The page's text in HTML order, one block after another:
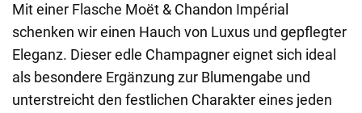
Mit einer Flasche Moët & Chandon Impérial
schenken wir einen Hauch von Luxus und gepflegter
Eleganz. Dieser edle Champagner eignet sich ideal
als besondere Ergänzung zur Blumengabe und
unterstreicht den festlichen Charakter eines jeden